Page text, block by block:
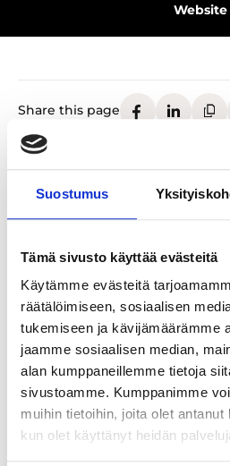
Suostumus
Tämä sivusto käyttää evästeitä
Käytämme evästeitä
räätälöimiseen, sosiaalisen
tukemiseen ja kävijämäärämme
jaamme sosiaalisen median,
alan kumppaneillemme tietoja
sivustoamme. Kumppanimme
muihin tietoihin, joita olet antanut
kun olet käyttänyt heidän
Website
Share this page
Welcome aboard for a
way to start the weekend
beautiful views. The ship
Keskustori. Along the way,
some of Tampere’s most
impressive scenery of
circling Viikinsaari and
Manor and the Arboretum.
You can join the cruise
or treat yourself to the
board. The generous buffet
options made from